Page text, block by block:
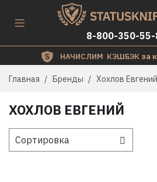
8-800-350-55-
НАЧИСЛИМ КЭШБЭК за
Главная Бренды Хохлов Евгений
ХОХЛОВ ЕВГЕНИЙ